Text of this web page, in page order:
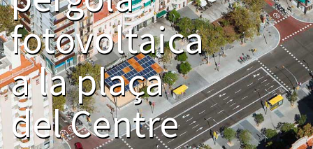
fotovoltaica
a la plaça
del Centre